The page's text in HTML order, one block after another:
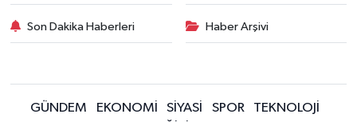
Son Dakika Haberleri Haber Arşivi
GÜNDEM EKONOMİ SİYASİ SPOR
TEKNOLOJİ